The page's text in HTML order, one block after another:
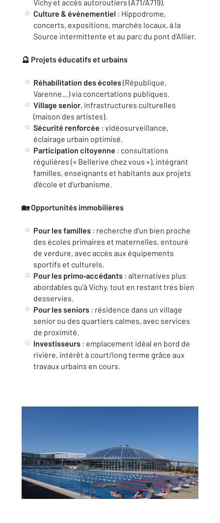
Vichy et accès autoroutiers (A71/A719).
Culture & événementiel : Hippodrome,
concerts, expositions, marchés locaux, à la
Source intermittente et au parc du pont d’Allier.
🔮 Projets éducatifs et urbains
Réhabilitation des écoles(République,
Varenne…) via concertations publiques.
Village senior, infrastructures culturelles
(maison des artistes).
Sécurité renforcée : vidéosurveillance,
éclairage urbain optimisé.
Participation citoyenne : consultations
régulières (« Bellerive chez vous »), intégrant
familles, enseignants et habitants aux projets
d’école et d’urbanisme.
🏡 Opportunités immobilières
Pour les familles : recherche d’un bien proche
des écoles primaires et maternelles, entouré
de verdure, avec accès aux équipements
sportifs et culturels.
Pour les primo‑accédants : alternatives plus
abordables qu’à Vichy, tout en restant très bien
desservies.
Pour les seniors : résidence dans un village
senior ou des quartiers calmes, avec services
de proximité.
Investisseurs : emplacement idéal en bord de
rivière, intérêt à court/long terme grâce aux
travaux urbains en cours.